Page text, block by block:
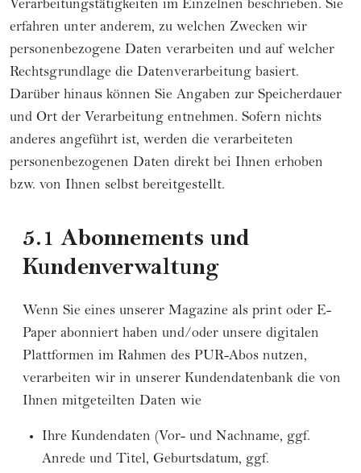
Verarbeitungstätigkeiten im Einzelnen beschrieben. Sie
erfahren unter anderem, zu welchen Zwecken wir
personenbezogene Daten verarbeiten und auf welcher
Rechtsgrundlage die Datenverarbeitung basiert.
Darüber hinaus können Sie Angaben zur Speicherdauer
und Ort der Verarbeitung entnehmen. Sofern nichts
anderes angeführt ist, werden die verarbeiteten
personenbezogenen Daten direkt bei Ihnen erhoben
bzw. von Ihnen selbst bereitgestellt.
5.1 Abonnements und
Kundenverwaltung
Wenn Sie eines unserer Magazine als print oder E-
Paper abonniert haben und/oder unsere digitalen
Plattformen im Rahmen des PUR-Abos nutzen,
verarbeiten wir in unserer Kundendatenbank die von
Ihnen mitgeteilten Daten wie
Ihre Kundendaten (Vor- und Nachname, ggf.
Anrede und Titel, Geburtsdatum, ggf.